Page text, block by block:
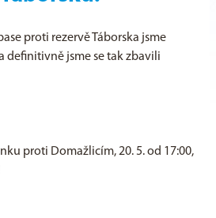
proti rezervě Táborska jsme
definitivně jsme se tak zbavili
proti Domažlicím, 20. 5. od 17:00,